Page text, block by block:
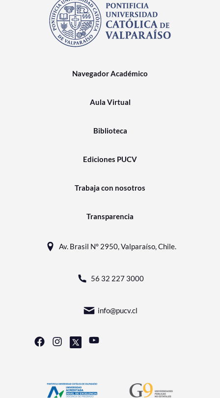
Navegador Académico
Aula Virtual
Biblioteca
Ediciones PUCV
Trabaja con nosotros
Transparencia
Av. Brasil N° 2950, Valparaíso, Chile.
56 32 227 3000
info@pucv.cl